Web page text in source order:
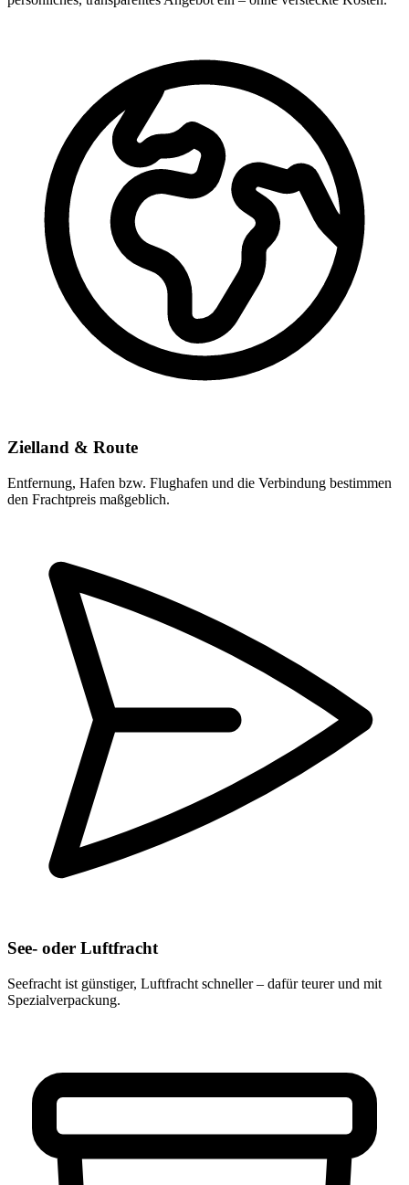
Zielland & Route
Entfernung, Hafen bzw. Flughafen und die Verbindung bestimmen
den Frachtpreis maßgeblich.
See- oder Luftfracht
Seefracht ist günstiger, Luftfracht schneller – dafür teurer und mit
Spezialverpackung.